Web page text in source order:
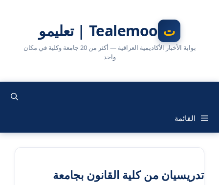
Tealemoo | تعليمو
بوابة الأخبار الأكاديمية العراقية — أكثر من 20 جامعة وكلية في مكان
واحد
القائمة
تدريسيان من كلية القانون بجامعة